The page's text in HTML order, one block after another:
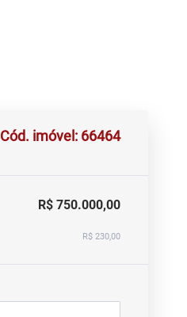
Cód. imóvel: 66464
R$ 750.000,00
R$ 230,00